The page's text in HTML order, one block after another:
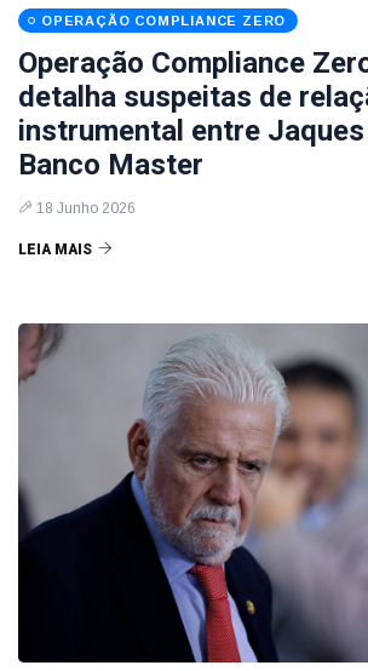
OPERAÇÃO COMPLIANCE ZERO
Operação Compliance
detalha suspeitas de
instrumental entre
Banco Master
18 Junho 2026
LEIA MAIS